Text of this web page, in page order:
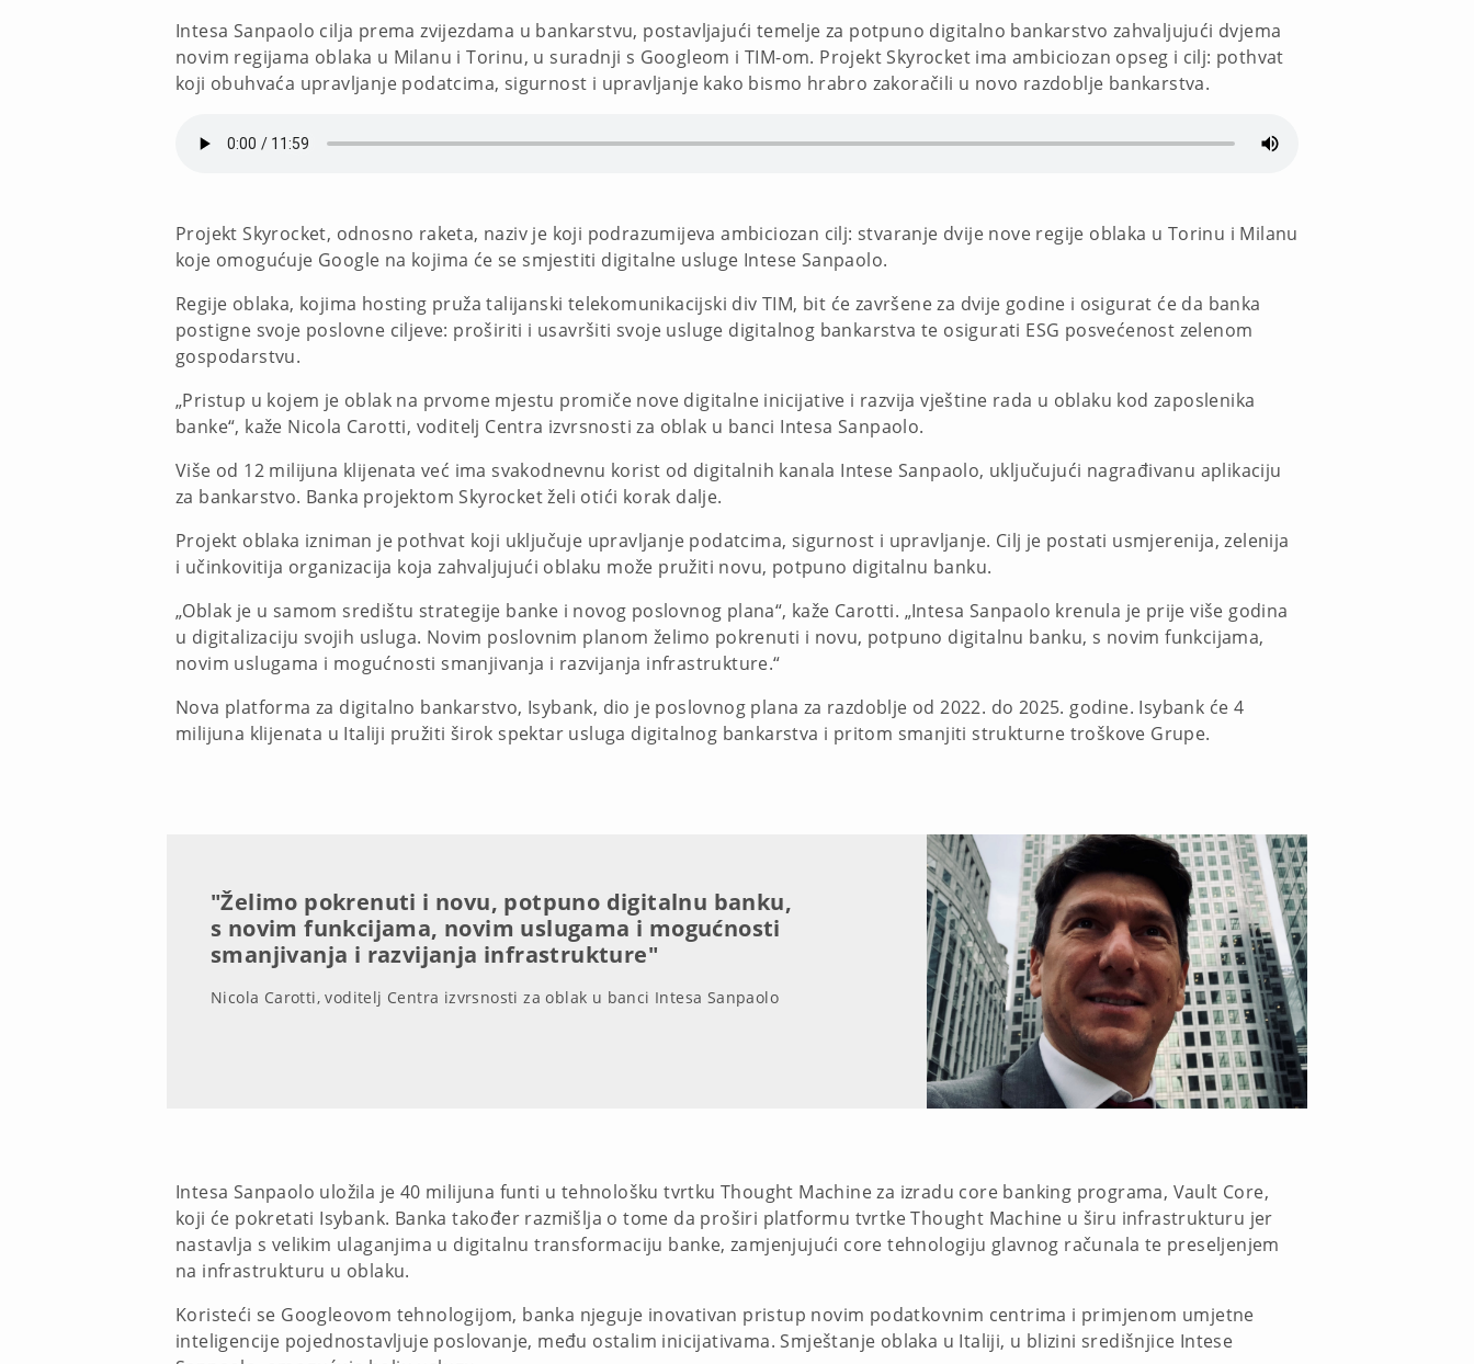
Intesa Sanpaolo cilja prema zvijezdama u bankarstvu, postavljajući temelje za potpuno digitalno bankarstvo zahvaljujući dvjema
novim regijama oblaka u Milanu i Torinu, u suradnji s Googleom i TIM-om. Projekt Skyrocket ima ambiciozan opseg i cilj: pothvat
koji obuhvaća upravljanje podatcima, sigurnost i upravljanje kako bismo hrabro zakoračili u novo razdoblje bankarstva.
Projekt Skyrocket, odnosno raketa, naziv je koji podrazumijeva ambiciozan cilj: stvaranje dvije nove regije oblaka u Torinu i Milanu
koje omogućuje Google na kojima će se smjestiti digitalne usluge Intese Sanpaolo.
Regije oblaka, kojima hosting pruža talijanski telekomunikacijski div TIM, bit će završene za dvije godine i osigurat će da banka
postigne svoje poslovne ciljeve: proširiti i usavršiti svoje usluge digitalnog bankarstva te osigurati ESG posvećenost zelenom
gospodarstvu.
„Pristup u kojem je oblak na prvome mjestu promiče nove digitalne inicijative i razvija vještine rada u oblaku kod zaposlenika
banke“, kaže Nicola Carotti, voditelj Centra izvrsnosti za oblak u banci Intesa Sanpaolo.
Više od 12 milijuna klijenata već ima svakodnevnu korist od digitalnih kanala Intese Sanpaolo, uključujući nagrađivanu aplikaciju
za bankarstvo. Banka projektom Skyrocket želi otići korak dalje.
Projekt oblaka izniman je pothvat koji uključuje upravljanje podatcima, sigurnost i upravljanje. Cilj je postati usmjerenija, zelenija
i učinkovitija organizacija koja zahvaljujući oblaku može pružiti novu, potpuno digitalnu banku.
„Oblak je u samom središtu strategije banke i novog poslovnog plana“, kaže Carotti. „Intesa Sanpaolo krenula je prije više godina
u digitalizaciju svojih usluga. Novim poslovnim planom želimo pokrenuti i novu, potpuno digitalnu banku, s novim funkcijama,
novim uslugama i mogućnosti smanjivanja i razvijanja infrastrukture.“
Nova platforma za digitalno bankarstvo, Isybank, dio je poslovnog plana za razdoblje od 2022. do 2025. godine. Isybank će 4
milijuna klijenata u Italiji pružiti širok spektar usluga digitalnog bankarstva i pritom smanjiti strukturne troškove Grupe.
"Želimo pokrenuti i novu, potpuno digitalnu banku,
s novim funkcijama, novim uslugama i mogućnosti
smanjivanja i razvijanja infrastrukture"
Nicola Carotti, voditelj Centra izvrsnosti za oblak u banci Intesa Sanpaolo
Intesa Sanpaolo uložila je 40 milijuna funti u tehnološku tvrtku Thought Machine za izradu core banking programa, Vault Core,
koji će pokretati Isybank. Banka također razmišlja o tome da proširi platformu tvrtke Thought Machine u širu infrastrukturu jer
nastavlja s velikim ulaganjima u digitalnu transformaciju banke, zamjenjujući core tehnologiju glavnog računala te preseljenjem
na infrastrukturu u oblaku.
Koristeći se Googleovom tehnologijom, banka njeguje inovativan pristup novim podatkovnim centrima i primjenom umjetne
inteligencije pojednostavljuje poslovanje, među ostalim inicijativama. Smještanje oblaka u Italiji, u blizini središnjice Intese